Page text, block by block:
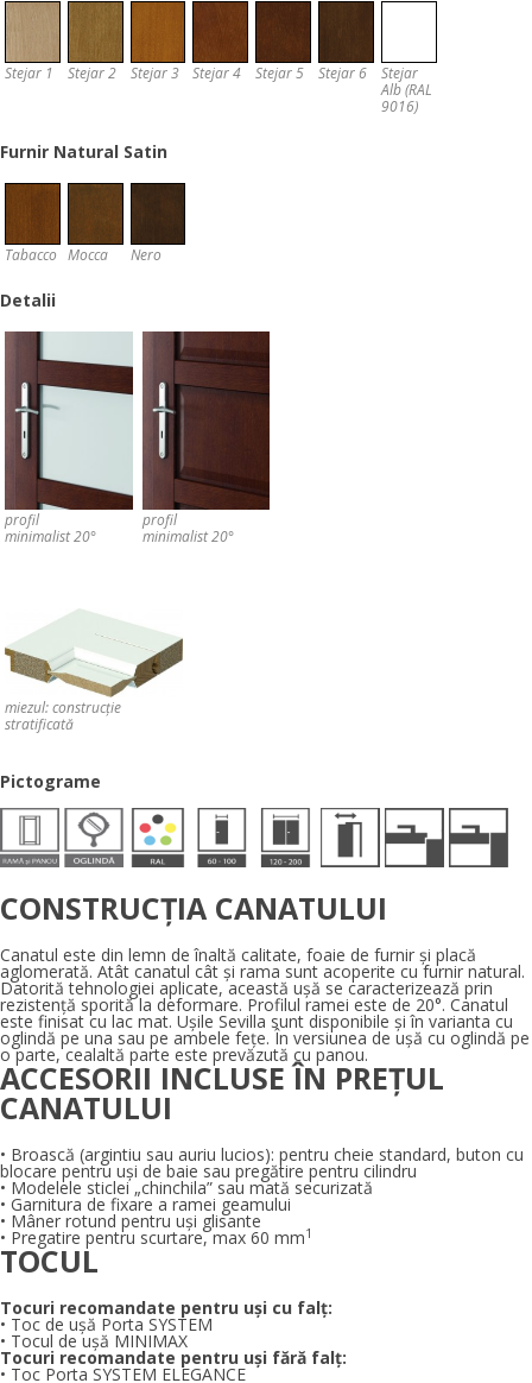
Stejar 1 Stejar 2 Stejar 3 Stejar 4 Stejar 5 Stejar 6
Stejar
Alb (RAL
9016)
Furnir Natural Satin
Tabacco Mocca Nero
Detalii
profil
minimalist 20°
profil
minimalist 20°
miezul: construcţie
stratificată
Pictograme
CONSTRUCȚIA CANATULUI
Canatul este din lemn de înaltă calitate, foaie de furnir şi placă
aglomerată. Atât canatul cât şi rama sunt acoperite cu furnir natural.
Datorită tehnologiei aplicate, această uşă se caracterizează prin
rezistenţă sporită la deformare. Profilul ramei este de 20°. Canatul
este finisat cu lac mat. Ușile Sevilla sunt disponibile și în varianta cu
oglindă pe una sau pe ambele feţe. În versiunea de ușă cu oglindă pe
o parte, cealaltă parte este prevăzută cu panou.
ACCESORII INCLUSE ÎN PREȚUL
CANATULUI
• Broască (argintiu sau auriu lucios): pentru cheie standard, buton cu
blocare pentru uşi de baie sau pregătire pentru cilindru
• Modelele sticlei „chinchila” sau mată securizată
• Garnitura de fixare a ramei geamului
• Mâner rotund pentru uși glisante
• Pregatire pentru scurtare, max 60 mm1
TOCUL
Tocuri recomandate pentru uși cu falț:
• Toc de uşă Porta SYSTEM
• Tocul de uşă MINIMAX
Tocuri recomandate pentru uși fără falț:
• Toc Porta SYSTEM ELEGANCE